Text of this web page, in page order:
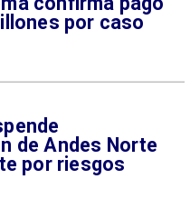
por caso
de Andes Norte
por riesgos